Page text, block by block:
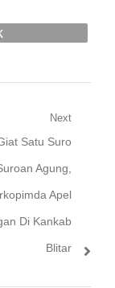
Next
Satu Suro
Agung,
Apel
Di Kankab
Blitar